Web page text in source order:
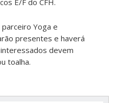
Yoga e
presentes e haverá
devem
toalha.